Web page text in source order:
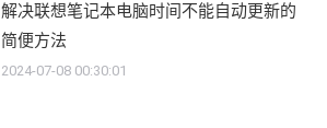
解决联想笔记本电脑时间不能自动更新的
简便方法
2024-07-08 00:30:01